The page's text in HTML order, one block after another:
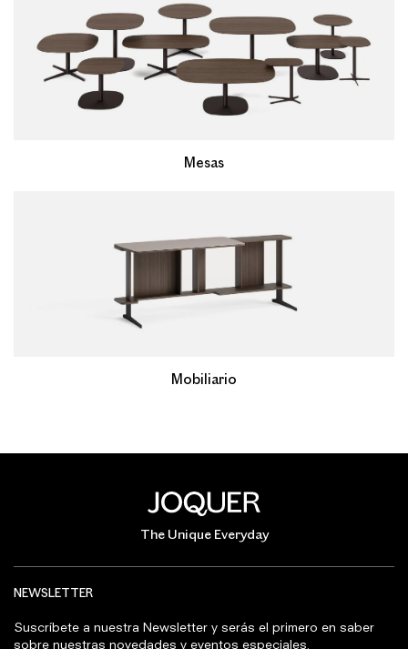
Mesas
Mobiliario
The Unique Everyday
NEWSLETTER
Suscríbete a nuestra Newsletter y serás el primero en saber
sobre nuestras novedades y eventos especiales.